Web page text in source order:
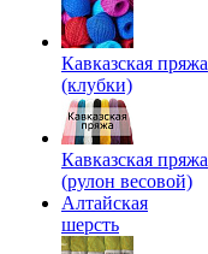
Кавказская пряжа
(клубки)
Кавказская пряжа
(рулон весовой)
Алтайская
шерсть